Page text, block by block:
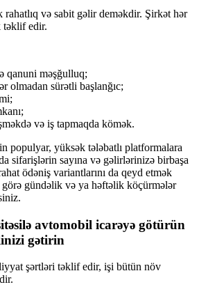
və sabit gəlir deməkdir. Şirkət hər
təklif edir.
qanuni məşğulluq;
olmadan sürətli başlanğıc;
və iş tapmaqda kömək.
populyar, yüksək tələbatlı platformalara
sifarişlərin sayına və gəlirlərinizə birbaşa
ödəniş variantlarını da qeyd etmək
görə gündəlik və ya həftəlik köçürmələr
avtomobil icarəyə götürün
gətirin
şərtləri təklif edir, işi bütün növ